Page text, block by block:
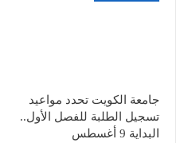
جامعة الكويت تحدد مواعيد
تسجيل الطلبة للفصل الأول..
البداية 9 أغسطس